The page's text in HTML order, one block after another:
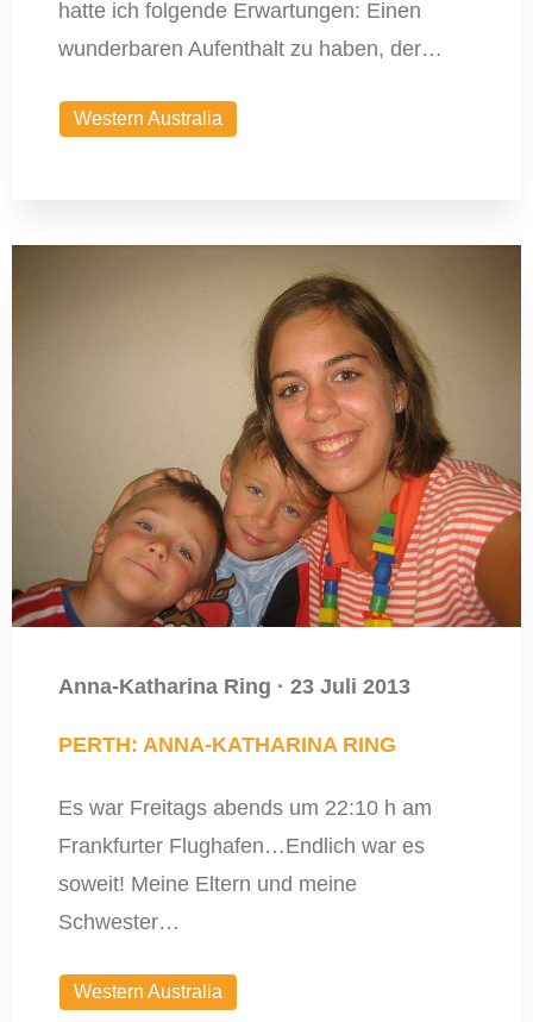
hatte ich folgende Erwartungen: Einen
wunderbaren Aufenthalt zu haben, der…
Western Australia
Anna-Katharina Ring · 23 Juli 2013
PERTH: ANNA-KATHARINA RING
Es war Freitags abends um 22:10 h am
Frankfurter Flughafen…Endlich war es
soweit! Meine Eltern und meine
Schwester…
Western Australia